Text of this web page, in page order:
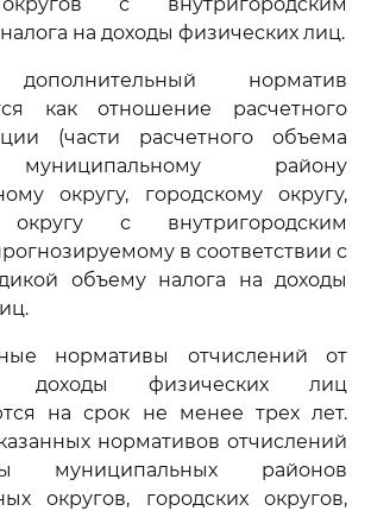
на доходы физических лиц.
норматив
как отношение расчетного
(части расчетного объема
району
округу, городскому округу,
округу с внутригородским
в соответствии с
объему налога на доходы
нормативы отчислений от
доходы физических лиц
на срок не менее трех лет.
нормативов отчислений
муниципальных районов
округов, городских округов,